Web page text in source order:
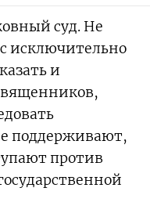
суд. Не
исключительно
и
поддерживают,
против